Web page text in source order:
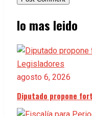
lo mas leido
Legisladores
agosto 6, 2026
Diputado propone